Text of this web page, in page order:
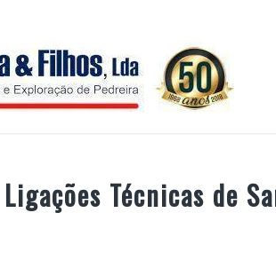
Ligações Técnicas de